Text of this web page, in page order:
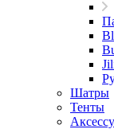
Шатры
Тенты